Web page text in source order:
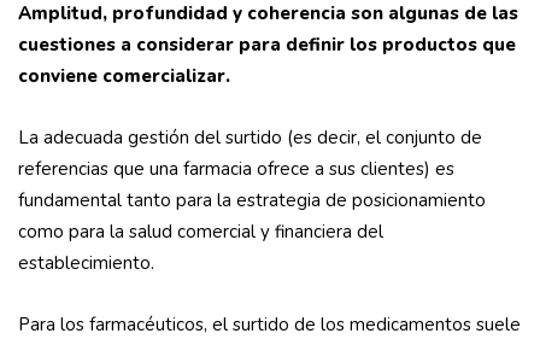
Amplitud, profundidad y coherencia son algunas de las
cuestiones a considerar para definir los productos que
conviene comercializar.
La adecuada gestión del surtido (es decir, el conjunto de
referencias que una farmacia ofrece a sus clientes) es
fundamental tanto para la estrategia de posicionamiento
como para la salud comercial y financiera del
establecimiento.
Para los farmacéuticos, el surtido de los medicamentos suele